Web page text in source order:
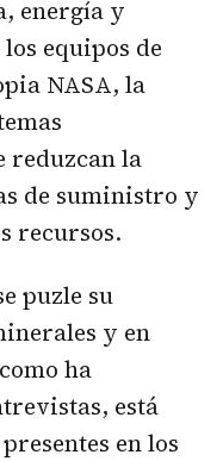
energía y
equipos de
NASA, la
reduzcan la
de suministro y
recursos.
puzle su
y en
ha
está
en los